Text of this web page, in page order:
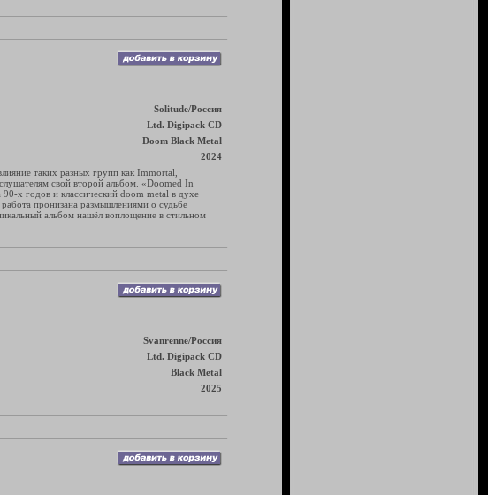
Solitude/Россия
Ltd. Digipack CD
Doom Black Metal
2024
таких разных групп как Immortal,
свой второй альбом. «Doomed In
х годов и классический doom metal в духе
пронизана размышлениями о судьбе
альбом нашёл воплощение в стильном
Svanrenne/Россия
Ltd. Digipack CD
Black Metal
2025